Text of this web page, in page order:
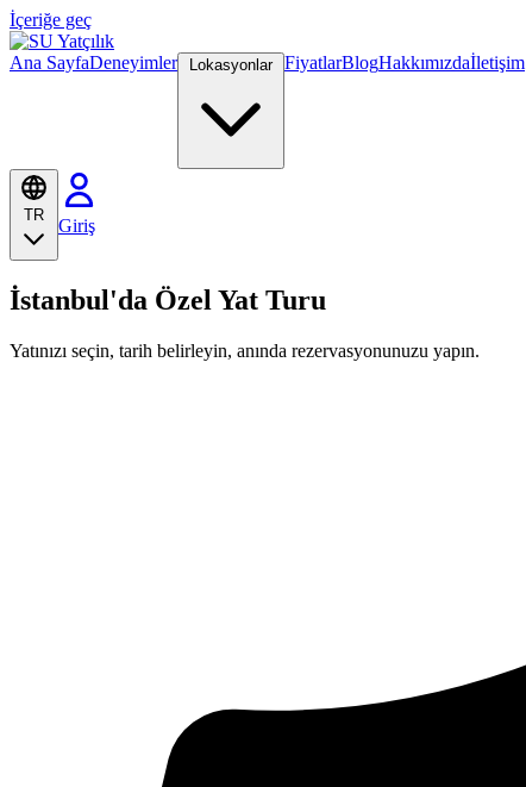
İçeriğe geç
Ana SayfaDeneyimler Lokasyonlar FiyatlarBlogHakkımızdaİletişim
TR
Giriş
İstanbul'da Özel Yat Turu
Yatınızı seçin, tarih belirleyin, anında rezervasyonunuzu yapın.